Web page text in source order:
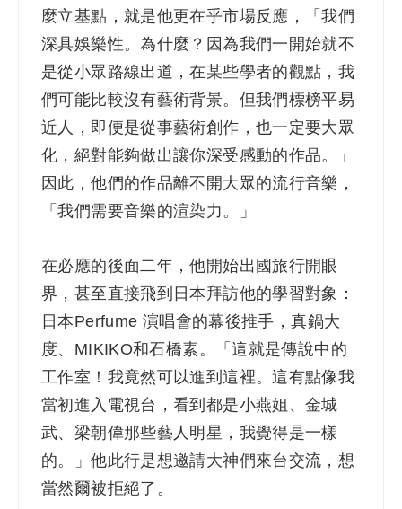
麼立基點，就是他更在乎市場反應，「我們
深具娛樂性。為什麼？因為我們一開始就不
是從小眾路線出道，在某些學者的觀點，我
們可能比較沒有藝術背景。但我們標榜平易
近人，即便是從事藝術創作，也一定要大眾
化，絕對能夠做出讓你深受感動的作品。」
因此，他們的作品離不開大眾的流行音樂，
「我們需要音樂的渲染力。」
在必應的後面二年，他開始出國旅行開眼
界，甚至直接飛到日本拜訪他的學習對象：
日本Perfume 演唱會的幕後推手，真鍋大
度、MIKIKO和石橋素。「這就是傳說中的
工作室！我竟然可以進到這裡。這有點像我
當初進入電視台，看到都是小燕姐、金城
武、梁朝偉那些藝人明星，我覺得是一樣
的。」他此行是想邀請大神們來台交流，想
當然爾被拒絕了。